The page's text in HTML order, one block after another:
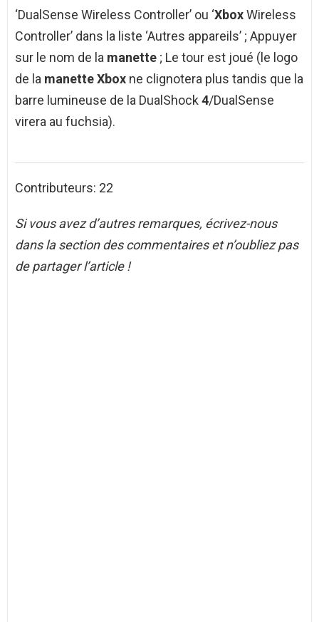
‘DualSense Wireless Controller’ ou ‘XboxWireless
Controller’ dans la liste ‘Autres appareils’ ; Appuyer
sur le nom de la manette ; Le tour est joué (le logo
de la manette Xbox ne clignotera plus tandis que la
barre lumineuse de la DualShock 4/DualSense
virera au fuchsia).
Contributeurs: 22
Si vous avez d’autres remarques, écrivez-nous
dans la section des commentaires et n’oubliez pas
de partager l’article !